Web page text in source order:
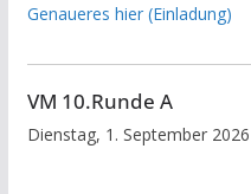
Genaueres hier (Einladung)
VM 10.Runde A
Dienstag, 1. September 2026